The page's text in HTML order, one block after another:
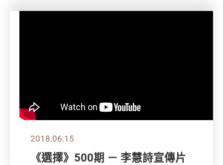
2018.06.15
《選擇》500期 － 李慧詩宣傳片